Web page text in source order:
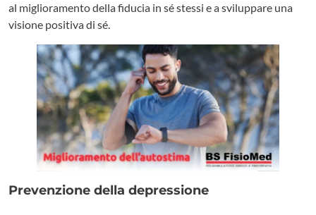
al miglioramento della fiducia in sé stessi e a sviluppare una
visione positiva di sé.
Prevenzione della depressione